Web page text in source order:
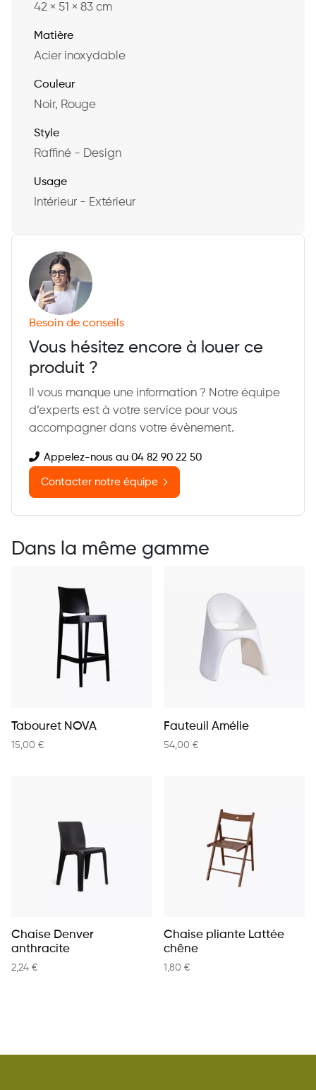
42 × 51 × 83 cm
Matière
Acier inoxydable
Couleur
Noir, Rouge
Style
Raffiné - Design
Usage
Intérieur - Extérieur
Besoin de conseils
Vous hésitez encore à louer ce
produit ?
Il vous manque une information ? Notre équipe
d’experts est à votre service pour vous
accompagner dans votre évènement.
Appelez-nous au 04 82 90 22 50
Contacter notre équipe
Dans la même gamme
Tabouret NOVA
15,00 €
Fauteuil Amélie
54,00 €
Chaise Denver
anthracite
2,24 €
Chaise pliante Lattée
chêne
1,80 €